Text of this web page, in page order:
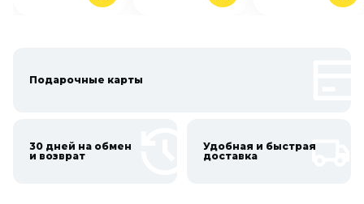
Подарочные карты
30 дней на обмен
и возврат
Удобная и быстрая
доставка